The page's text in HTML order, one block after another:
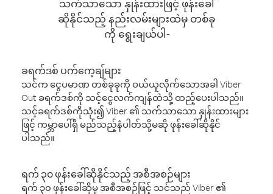
သက်သာသော နှုန်းထားဖြင့် ဖုန်းခေါ်
ဆိုနိုင်သည့် နည်းလမ်းများထဲမှ တစ်ခု
ကို ရွေးချယ်ပါ-
ခရက်ဒစ် ပက်ကေ့ချ်များ
သင်က ငွေပမာဏ တစ်ခုခုကို ဝယ်ယူလိုက်သောအခါ Viber
Out ခရက်ဒစ်ကို သင့်ငွေလက်ကျန်ထဲသို့ ထည့်ပေးပါသည်။
သင့်ခရက်ဒစ်ကိုသုံး၍ Viber ၏ သက်သာသော နှုန်းထားများ
ဖြင့် ကမ္ဘာပေါ်ရှိ မည်သည့်နံပါတ်သို့မဆို ဖုန်းခေါ်ဆိုနိုင်
ပါသည်။
ရက် ၃၀ ဖုန်းခေါ်ဆိုနိုင်သည့် အစီအစဉ်များ
ရက် ၃၀ ဖုန်းခေါ်ဆိုမှု အစီအစဉ်ဖြင့် သင်သည် Viber ၏